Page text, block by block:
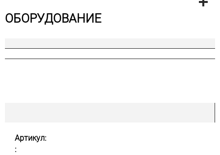
ОБОРУДОВАНИЕ
Артикул:
: